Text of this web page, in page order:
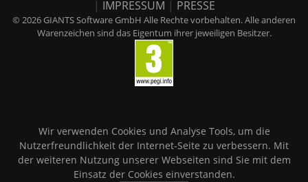
| IMPRESSUM | PRESSE
© 2026 GIANTS Software GmbH Alle Rechte vorbehalten. Alle anderen
Warenzeichen sind das Eigentum ihrer jeweiligen Besitzer.
Wir verwenden Cookies und Analyse Tools, um die
Nutzerfreundlichkeit der Internet-Seite zu verbessern. Mit
der weiteren Nutzung unserer Webseiten sind Sie mit dem
Einsatz der Cookies einverstanden.